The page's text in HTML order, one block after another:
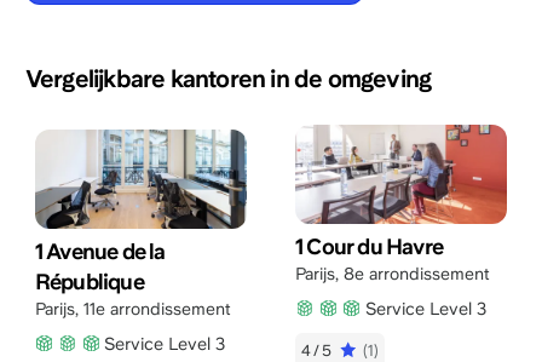
Vergelijkbare kantoren in de omgeving
1 Avenue de la
République
Parijs, 11e arrondissement
Service Level 3
1 Cour du Havre
Parijs, 8e arrondissement
Service Level 3
4/5 (1)